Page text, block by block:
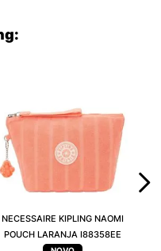
NECESSAIRE KIPLING NAOMI
POUCH LARANJA I88358EE